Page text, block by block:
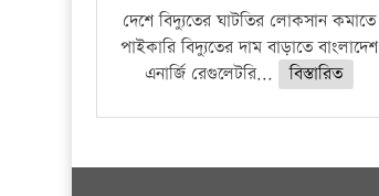
দেশে বিদ্যুতের ঘাটতির লোকসান কমাতে
পাইকারি বিদ্যুতের দাম বাড়াতে বাংলাদেশ
এনার্জি রেগুলেটরি...
বিস্তারিত